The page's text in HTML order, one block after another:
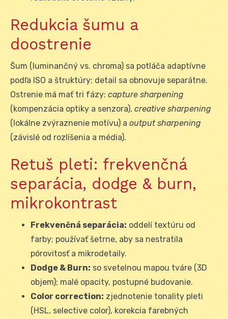
Redukcia šumu a
doostrenie
Šum (luminančný vs. chroma) sa potláča adaptívne
podľa ISO a štruktúry; detail sa obnovuje separátne.
Ostrenie má mať tri fázy: capture sharpening
(kompenzácia optiky a senzora), creative sharpening
(lokálne zvýraznenie motívu) a output sharpening
(závislé od rozlíšenia a média).
Retuš pleti: frekvenčná
separácia, dodge & burn,
mikrokontrast
Frekvenčná separácia: oddelí textúru od
farby; používať šetrne, aby sa nestratila
pórovitosť a mikrodetaily.
Dodge & Burn: so svetelnou mapou tváre (3D
objem); malé opacity, postupné budovanie.
Color correction: zjednotenie tonality pleti
(HSL, selective color), korekcia farebných